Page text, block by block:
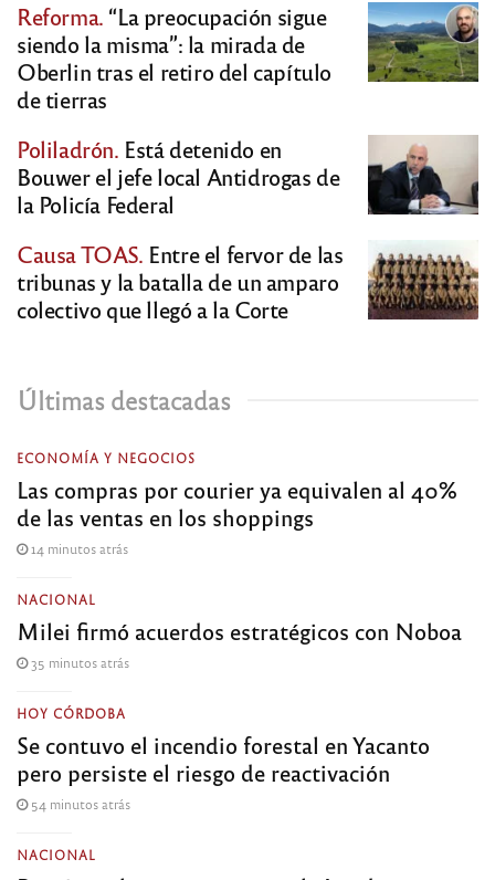
Reforma. “La preocupación sigue
siendo la misma”: la mirada de
Oberlin tras el retiro del capítulo
de tierras
Poliladrón. Está detenido en
Bouwer el jefe local Antidrogas de
la Policía Federal
Causa TOAS. Entre el fervor de las
tribunas y la batalla de un amparo
colectivo que llegó a la Corte
Últimas destacadas
ECONOMÍA Y NEGOCIOS
Las compras por courier ya equivalen al 40%
de las ventas en los shoppings
14 minutos atrás
NACIONAL
Milei firmó acuerdos estratégicos con Noboa
35 minutos atrás
HOY CÓRDOBA
Se contuvo el incendio forestal en Yacanto
pero persiste el riesgo de reactivación
54 minutos atrás
NACIONAL